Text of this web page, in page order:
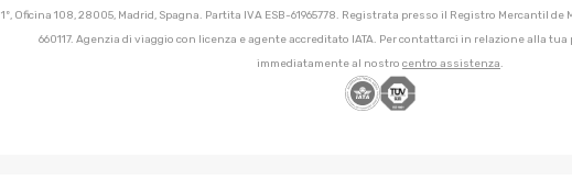
1º, Oficina 108, 28005, Madrid, Spagna. Partita IVA ESB-61965778. Registrata presso il Registro Mercantil de
660117. Agenzia di viaggio con licenza e agente accreditato IATA. Per contattarci in relazione alla
immediatamente al nostro centro assistenza.